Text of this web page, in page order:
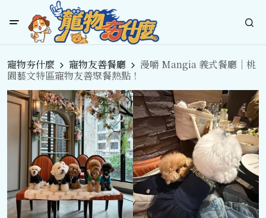
寵物夯什麼 寵物友善餐廳
漫嚼 Mangia 義式餐廳｜桃
園藝文特區寵物友善聚餐熱點！